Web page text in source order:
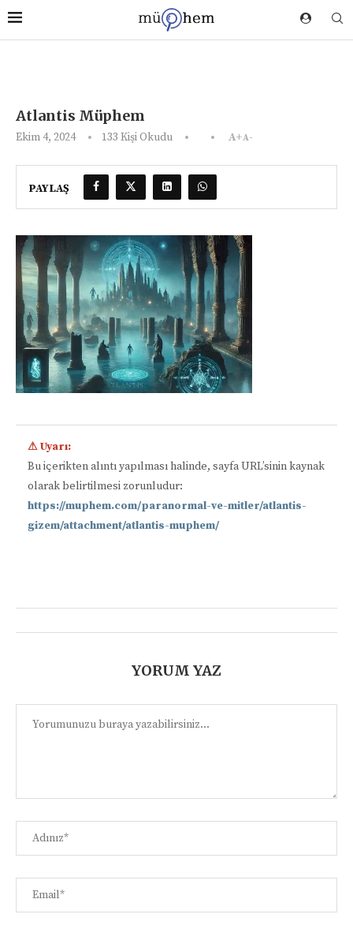
Atlantis Müphem
Ekim 4, 2024 133 Kişi Okudu A+A-
PAYLAŞ
⚠ Uyarı:
Bu içerikten alıntı yapılması halinde, sayfa URL’sinin kaynak
olarak belirtilmesi zorunludur:
https://muphem.com/paranormal-ve-mitler/atlantis-
gizem/attachment/atlantis-muphem/
YORUM YAZ